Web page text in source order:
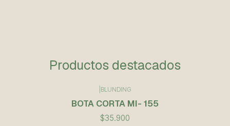
Productos destacados
BLUNDING
BOTA CORTA MI- 155
$35.900